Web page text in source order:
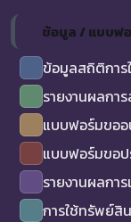
ข้อมูล / แบบฟ
ข้อมูลสถิติการ
รายงานผลกา
แบบฟอร์มขอ
แบบฟอร์มขอป
รายงานผลกา
การใช้ทรัพย์สิ